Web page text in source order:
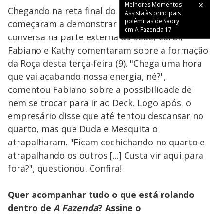
Melhores Momentos:
Assista às principais
polêmicas de Saory
em A Fazenda 17
Chegando na reta final do reality, os peões
começaram a demonstrar exaustão. Em uma
conversa na parte externa da Sede, Carol,
Fabiano e Kathy comentaram sobre a formação
da Roça desta terça-feira (9). "Chega uma hora
que vai acabando nossa energia, né?",
comentou Fabiano sobre a possibilidade de
nem se trocar para ir ao Deck. Logo após, o
empresário disse que até tentou descansar no
quarto, mas que Duda e Mesquita o
atrapalharam. "Ficam cochichando no quarto e
atrapalhando os outros [...] Custa vir aqui para
fora?", questionou. Confira!
Quer acompanhar tudo o que está rolando
dentro de A Fazenda? Assine o